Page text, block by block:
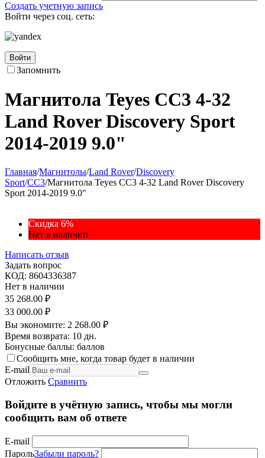
Создать учетную запись
Войти через соц. сеть:
Войти
Запомнить
Магнитола Teyes CC3 4-32
Land Rover Discovery Sport
2014-2019 9.0"
Главная/Магнитолы/Land Rover/Discovery
Sport/CC3/Магнитола Teyes CC3 4-32 Land Rover Discovery
Sport 2014-2019 9.0"
Скидка 6%
Нет в наличии
Написать отзыв
Задать вопрос
КОД: 8604336387
Нет в наличии
35 268.00 ₽
33 000.00 ₽
Вы экономите: 2 268.00 ₽
Время возврата: 10 дн.
Бонусные баллы: баллов
Сообщить мне, когда товар будет в наличии
E-mail
Отложить Сравнить
Войдите в учётную запись, чтобы мы могли
сообщить вам об ответе
E-mail
ПарольЗабыли пароль?